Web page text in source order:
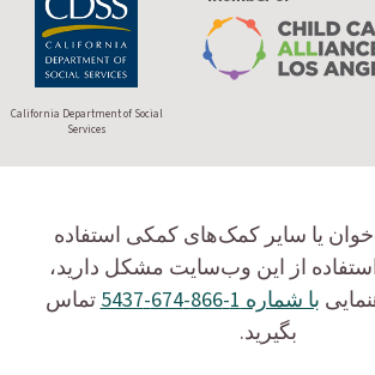
California Department of Social
Services
یا سایر کمک‌های کمکی استفاده
از این وب‌سایت مشکل دارید،
با شماره 1-866-674-5437
تماس
بگیرید.